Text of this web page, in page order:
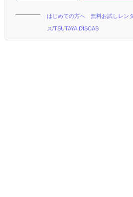
はじめての方へ 無料お試しレン
ス/TSUTAYA DISCAS